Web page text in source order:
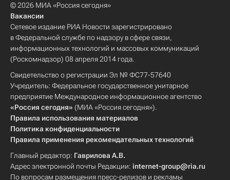
© 2026 МИА «Россия сегодня»
Вакансии
Сетевое издание РИА Новости зарегистрировано
в Федеральной службе по надзору в сфере связи,
информационных технологий и массовых коммуникаций
(Роскомнадзор) 08 апреля 2014 года.
Свидетельство о регистрации Эл № ФС77-57640
Учредитель: Федеральное государственное унитарное
предприятие Международное информационное агентство
«Россия сегодня» (МИА «Россия сегодня»).
Правила использования материалов
Политика конфиденциальности
Правила применения рекомендательных технологий
Главный редактор: Гаврилова А.В.
Адрес электронной почты Редакции: internet-group@ria.ru
По вопросам размещения пресс-релизов и рекламы